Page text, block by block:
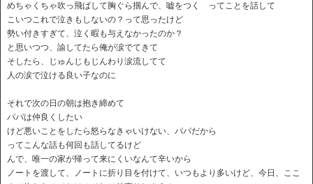
めちゃくちゃ吹っ飛ばして胸ぐら掴んで、嘘をつく ってことを話して
こいつこれで泣きもしないの？って思ったけど
勢い付きすぎて、泣く暇も与えなかったのか？
と思いつつ、諭してたら俺が涙でてきて
そしたら、じゅんじもじんわり涙流してて
人の涙で泣ける良い子なのに
それで次の日の朝は抱き締めて
パパは仲良くしたい
けど悪いことをしたら怒らなきゃいけない、パパだから
ってこんな話も何回も話してるけど
んで、唯一の家が帰って来にくいなんて辛いから
ノートを渡して、ノートに折り目を付けて、いつもより多いけど、今日、ここ